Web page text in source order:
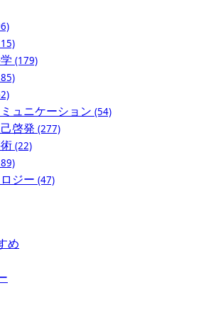
(179)
ュニケーション (54)
啓発 (277)
(22)
ジー (47)
め